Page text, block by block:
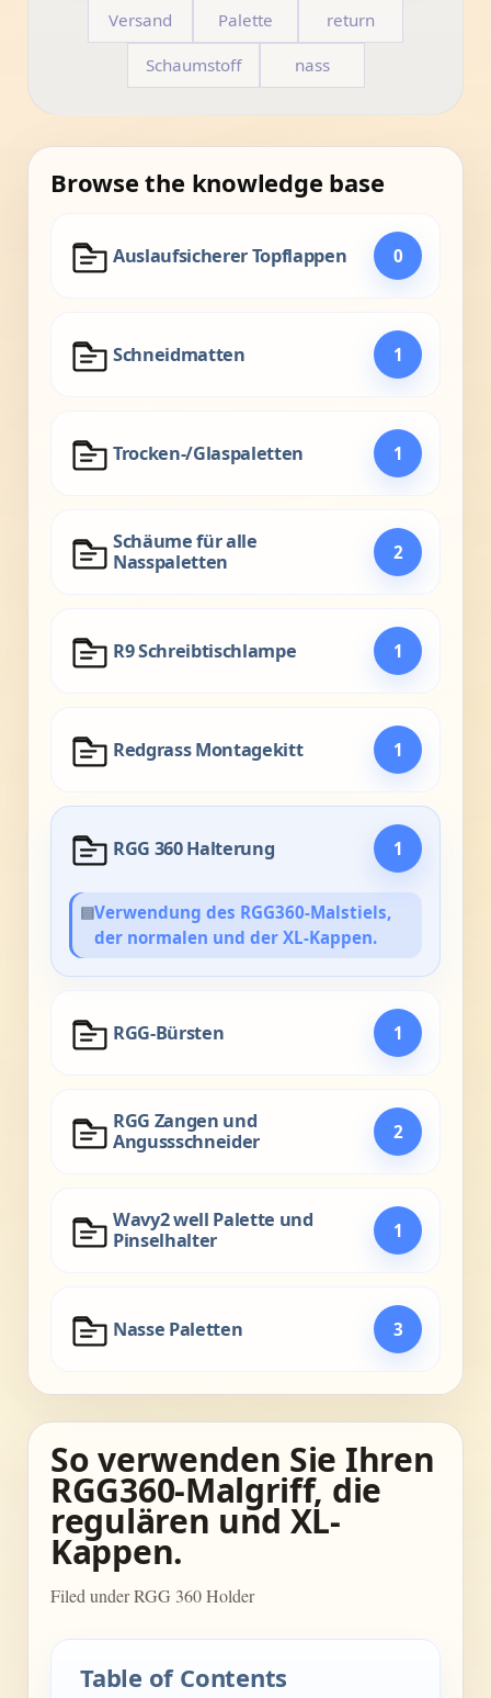
Versand
Palette return
Schaumstoff nass
Browse the knowledge base
Auslaufsicherer Topflappen 0
Schneidmatten 1
Trocken-/Glaspaletten 1
Schäume für alle
Nasspaletten
2
R9 Schreibtischlampe 1
Redgrass Montagekitt 1
RGG 360 Halterung 1
▤Verwendung des RGG360-Malstiels,
der normalen und der XL-Kappen.
RGG-Bürsten 1
RGG Zangen und
Angussschneider
2
Wavy2 well Palette und
Pinselhalter
1
Nasse Paletten 3
So verwenden Sie Ihren
RGG360-Malgriff, die
regulären und XL-
Kappen.
Filed under RGG 360 Holder
Table of Contents